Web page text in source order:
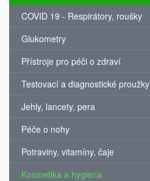
COVID 19 - Respirátory, roušky
Glukometry
Přístroje pro péči o zdraví
Testovací a diagnostické proužky
Jehly, lancety, pera
Péče o nohy
Potraviny, vitamíny, čaje
Kosmetika a hygiena